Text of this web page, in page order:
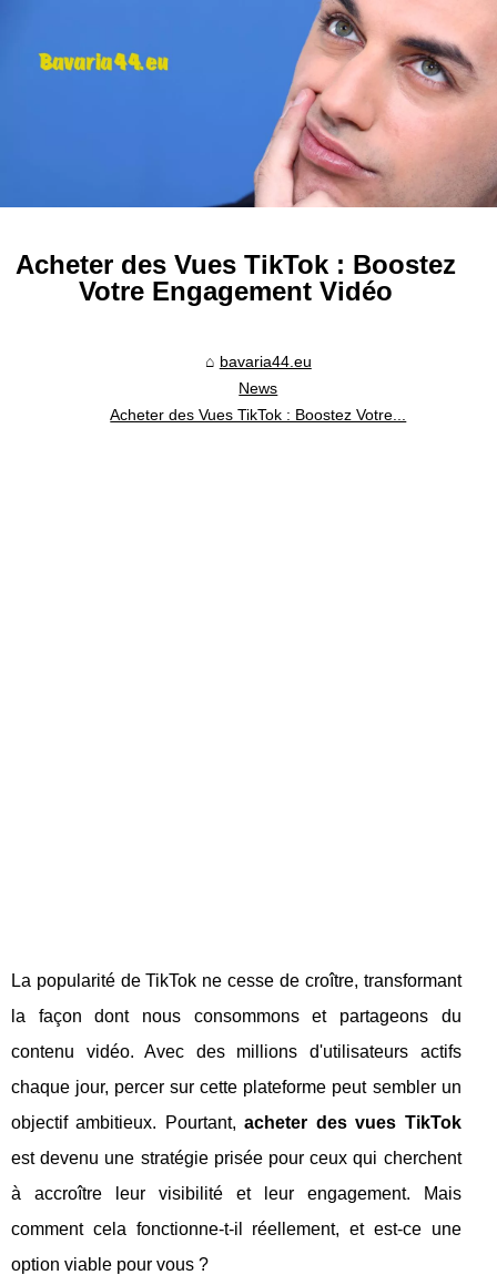
Acheter des Vues TikTok : Boostez
Votre Engagement Vidéo
bavaria44.eu
News
Acheter des Vues TikTok : Boostez Votre...
La popularité de TikTok ne cesse de croître, transformant
la façon dont nous consommons et partageons du
contenu vidéo. Avec des millions d'utilisateurs actifs
chaque jour, percer sur cette plateforme peut sembler un
objectif ambitieux. Pourtant,acheter des vues TikTok
est devenu une stratégie prisée pour ceux qui cherchent
à accroître leur visibilité et leur engagement. Mais
comment cela fonctionne-t-il réellement, et est-ce une
option viable pour vous ?